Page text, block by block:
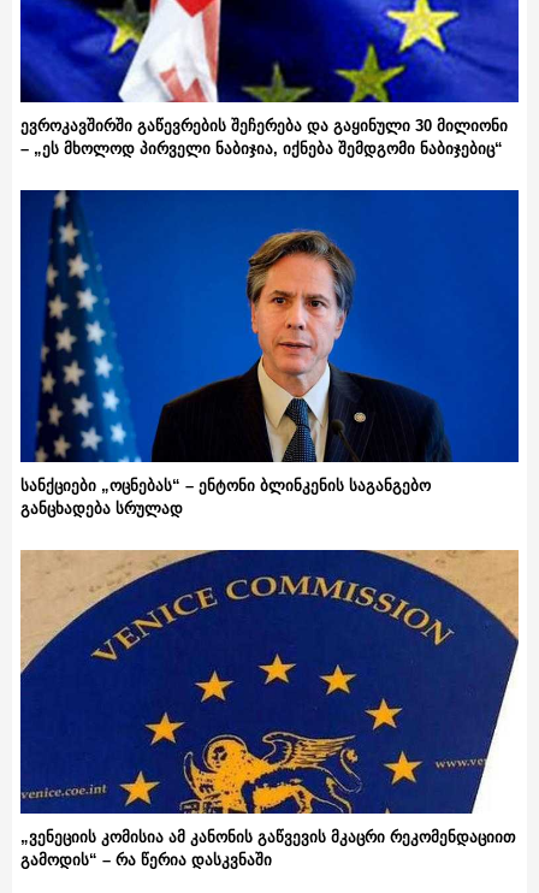
ევროკავშირში გაწევრების შეჩერება და გაყინული 30 მილიონი
– „ეს მხოლოდ პირველი ნაბიჯია, იქნება შემდგომი ნაბიჯებიც“
სანქციები „ოცნებას“ – ენტონი ბლინკენის საგანგებო
განცხადება სრულად
„ვენეციის კომისია ამ კანონის გაწვევის მკაცრი რეკომენდაციით
გამოდის“ – რა წერია დასკვნაში